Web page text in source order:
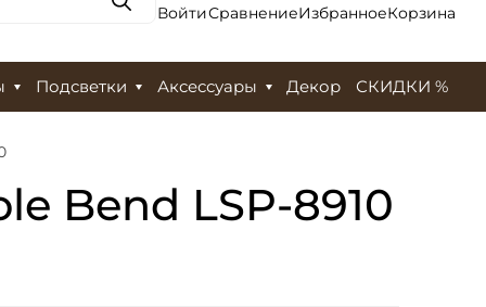
ПоискВойтиСравнениеИзбранноеКорзина
Подсветки Аксессуары Декор СКИДКИ %
Bend LSP-8910